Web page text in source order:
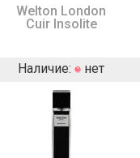
Welton London
Cuir Insolite
Наличие: нет